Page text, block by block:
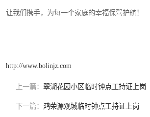
让我们携手，为每一个家庭的幸福保驾护航！
http://www.bolinjz.com
上一篇： 翠湖花园小区临时钟点工持证上岗
下一篇： 鸿荣源观城临时钟点工持证上岗